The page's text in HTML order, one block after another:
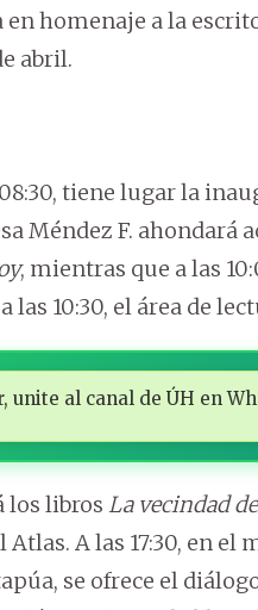
homenaje a la
abril.
tiene lugar la
Méndez F. ahondará
, mientras que a las
las 10:30, el área de
unite al canal de ÚH en
los libros La vecindad
A las 17:30, en el
se ofrece el